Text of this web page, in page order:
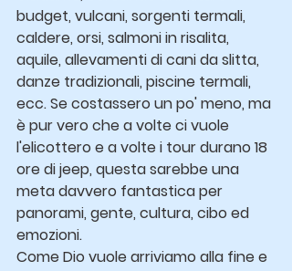
budget, vulcani, sorgenti termali,
caldere, orsi, salmoni in risalita,
aquile, allevamenti di cani da slitta,
danze tradizionali, piscine termali,
ecc. Se costassero un po' meno, ma
è pur vero che a volte ci vuole
l'elicottero e a volte i tour durano 18
ore di jeep, questa sarebbe una
meta davvero fantastica per
panorami, gente, cultura, cibo ed
emozioni.
Come Dio vuole arriviamo alla fine e